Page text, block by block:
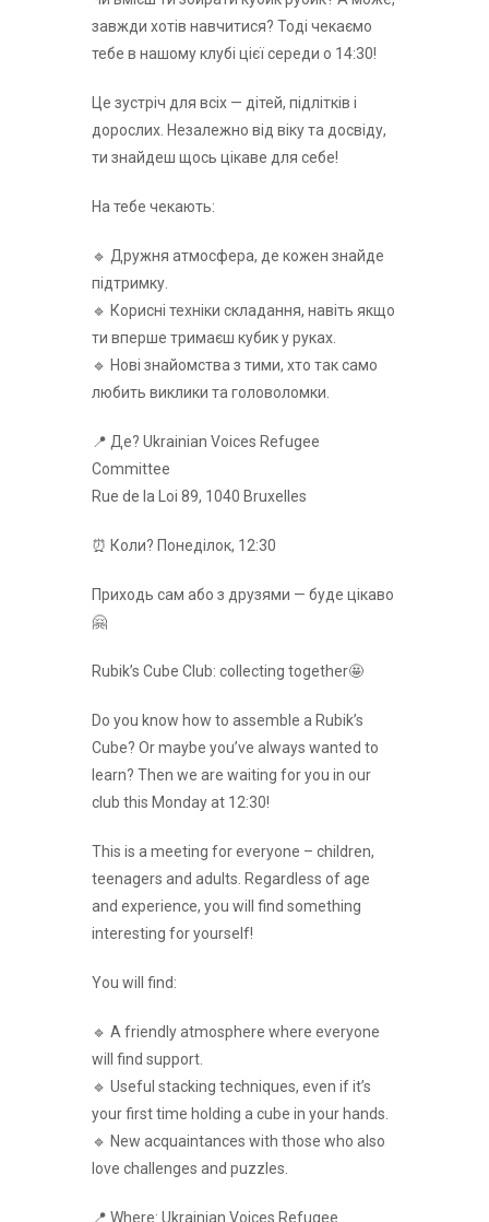
завжди хотів навчитися? Тоді чекаємо
тебе в нашому клубі цієї середи о 14:30!
Це зустріч для всіх — дітей, підлітків і
дорослих. Незалежно від віку та досвіду,
ти знайдеш щось цікаве для себе!
На тебе чекають:
🔹 Дружня атмосфера, де кожен знайде
підтримку.
🔹 Корисні техніки складання, навіть якщо
ти вперше тримаєш кубик у руках.
🔹 Нові знайомства з тими, хто так само
любить виклики та головоломки.
📍 Де? Ukrainian Voices Refugee
Committee
Rue de la Loi 89, 1040 Bruxelles
⏰ Коли? Понеділок, 12:30
Приходь сам або з друзями — буде цікаво
🤗
Rubik’s Cube Club: collecting together🤩
Do you know how to assemble a Rubik’s
Cube? Or maybe you’ve always wanted to
learn? Then we are waiting for you in our
club this Monday at 12:30!
This is a meeting for everyone – children,
teenagers and adults. Regardless of age
and experience, you will find something
interesting for yourself!
You will find:
🔹 A friendly atmosphere where everyone
will find support.
🔹 Useful stacking techniques, even if it’s
your first time holding a cube in your hands.
🔹 New acquaintances with those who also
love challenges and puzzles.
📍 Where: Ukrainian Voices Refugee